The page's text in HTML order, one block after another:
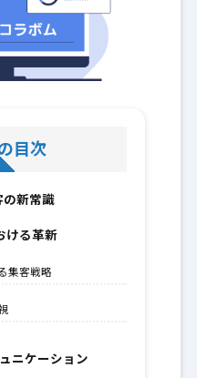
目次
の新常識
ける革新
集客戦略
ニケーション